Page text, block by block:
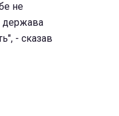
не
держава
- сказав